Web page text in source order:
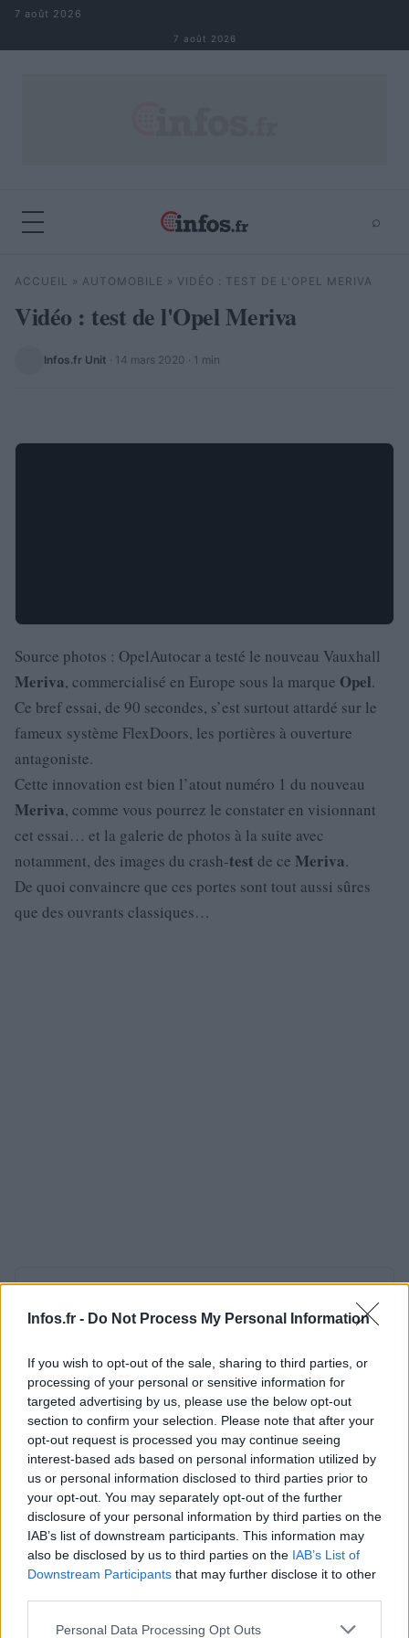
Infos.fr - Do Not Process My Personal Information
If you wish to opt-out of the sale, sharing to third parties, or
processing of your personal or sensitive information for
targeted advertising by us, please use the below opt-out
section to confirm your selection. Please note that after your
opt-out request is processed you may continue seeing
interest-based ads based on personal information utilized by
us or personal information disclosed to third parties prior to
your opt-out. You may separately opt-out of the further
disclosure of your personal information by third parties on the
IAB’s list of downstream participants. This information may
also be disclosed by us to third parties on the IAB’s List of
Downstream Participants that may further disclose it to other
Please note that this website/app uses one or more Google
Personal Data Processing Opt Outs
Aller au contenu
7 août 2026
7 août 2026
⌕
Rechercher ⌕
ACCUEIL » AUTOMOBILE » VIDÉO : TEST DE L'OPEL MERIVA
Vidéo : test de l'Opel Meriva
Infos.fr Unit · 14 mars 2020 · 1 min
Source photos : OpelAutocar a testé le nouveau Vauxhall
Meriva, commercialisé en Europe sous la marque Opel.
Ce bref essai, de 90 secondes, s’est surtout attardé sur le
fameux système FlexDoors, les portières à ouverture
antagoniste.
Cette innovation est bien l’atout numéro 1 du nouveau
Meriva, comme vous pourrez le constater en visionnant
cet essai… et la galerie de photos à la suite avec
notamment, des images du crash-test de ce Meriva.
De quoi convaincre que ces portes sont tout aussi sûres
que des ouvrants classiques…
Infos.fr Unit